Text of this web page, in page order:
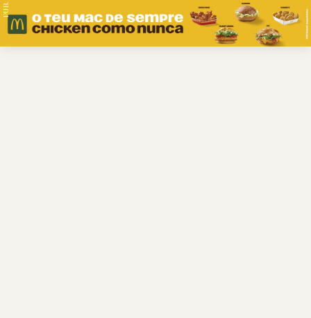
PUB.